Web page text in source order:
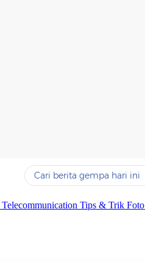
Yang sedang ramai dicari
Telecommunication Tips & Trik Foto